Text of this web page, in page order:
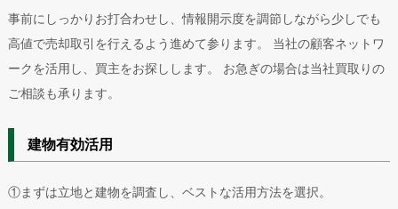
事前にしっかりお打合わせし、情報開示度を調節しながら少しでも
高値で売却取引を行えるよう進めて参ります。 当社の顧客ネットワ
ークを活用し、買主をお探しします。 お急ぎの場合は当社買取りの
ご相談も承ります。
建物有効活用
①まずは立地と建物を調査し、ベストな活用方法を選択。